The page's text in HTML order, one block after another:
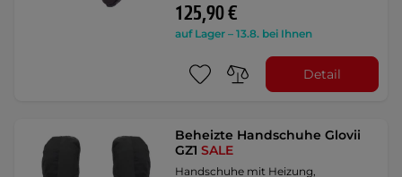
125,90 €
auf Lager – 13.8. bei Ihnen
Detail
Beheizte Handschuhe Glovii
GZ1SALE
Handschuhe mit Heizung,